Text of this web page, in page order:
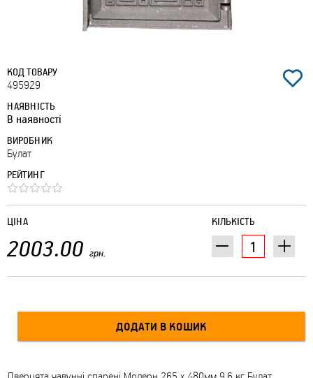
КОД ТОВАРУ
495929
НАЯВНІСТЬ
В наявності
ВИРОБНИК
Булат
РЕЙТИНГ
КІЛЬКІСТЬ
ЦІНА
2003.00 грн.